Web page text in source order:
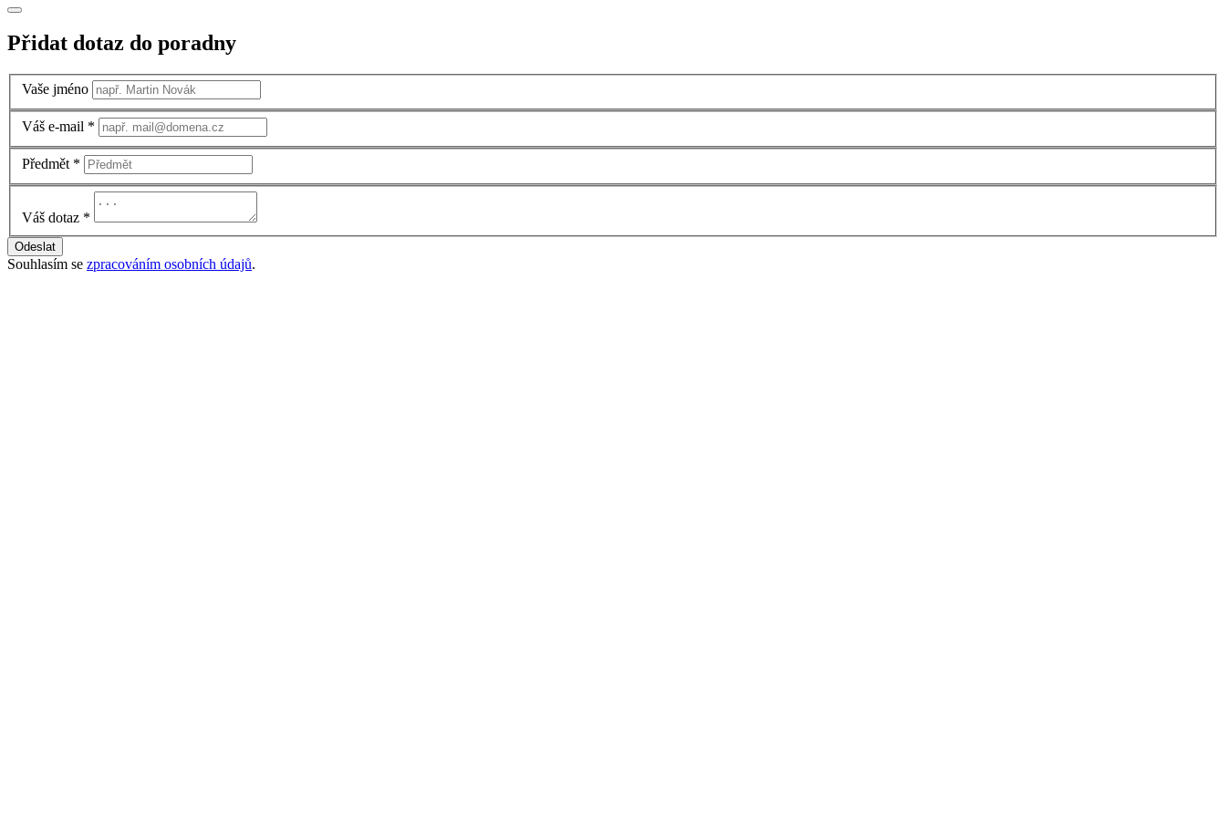
Přidat dotaz do poradny
Vaše jméno
Váš e-mail *
Předmět *
Váš dotaz *
Odeslat
Souhlasím se zpracováním osobních údajů.